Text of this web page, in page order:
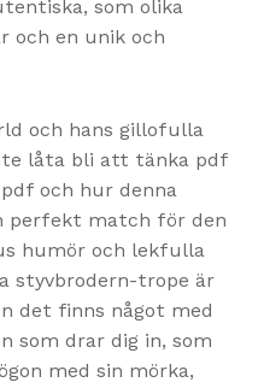
som olika
och en unik och
och hans gillofulla
låta bli att tänka pdf
och hur denna
perfekt match för den
humör och lekfulla
styvbrodern-trope är
det finns något med
som drar dig in, som
med sin mörka,